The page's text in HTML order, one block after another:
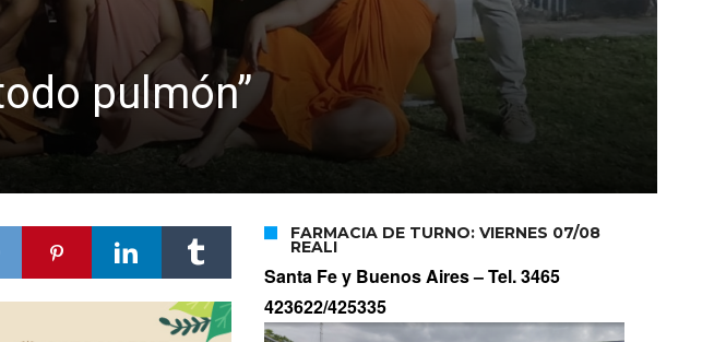
pulmón”
FARMACIA DE TURNO: VIERNES 07/08
REALI
Santa Fe y Buenos Aires –Tel. 3465
423622/425335